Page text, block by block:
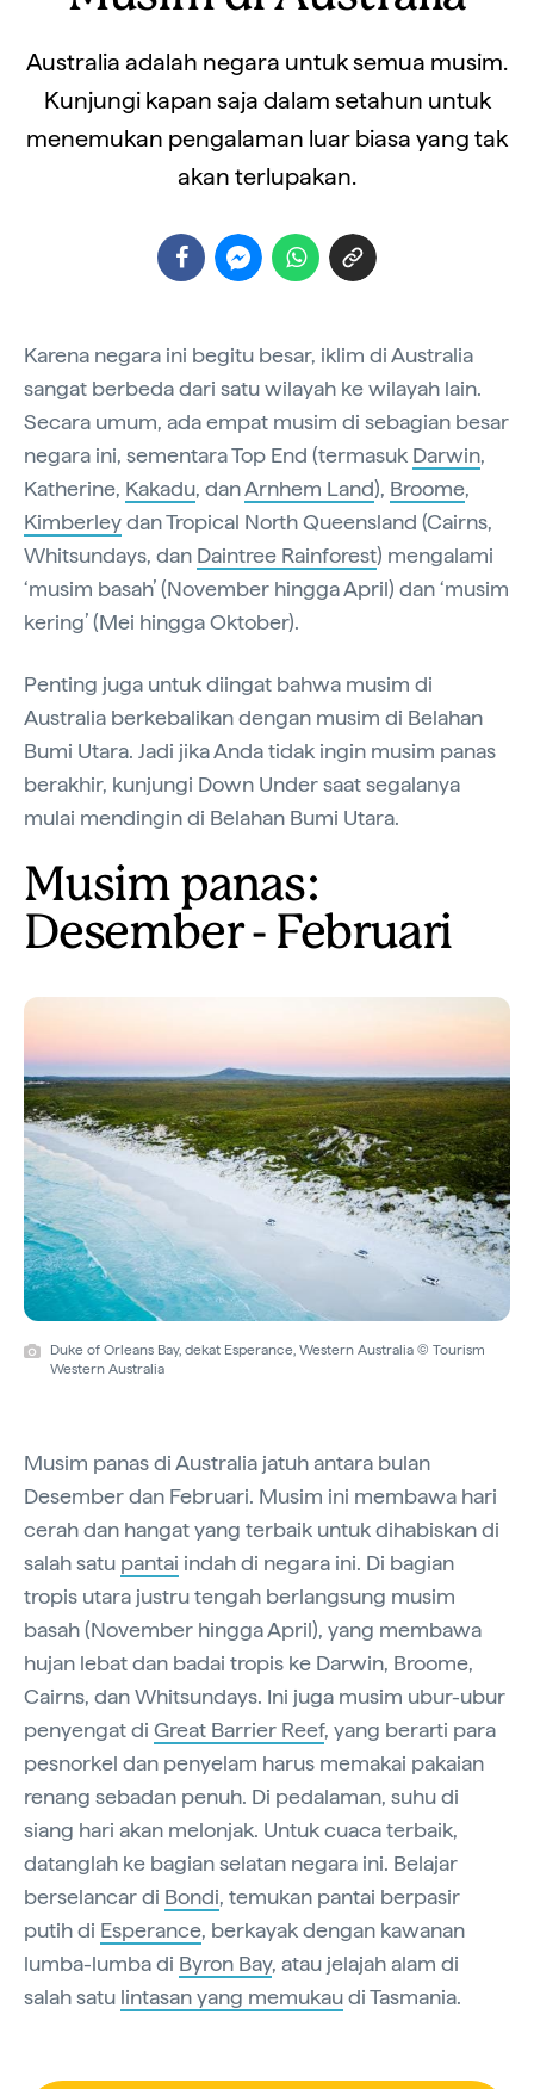
Australia adalah negara untuk semua musim.
Kunjungi kapan saja dalam setahun untuk
menemukan pengalaman luar biasa yang tak
akan terlupakan.
Karena negara ini begitu besar, iklim di Australia
sangat berbeda dari satu wilayah ke wilayah lain.
Secara umum, ada empat musim di sebagian besar
negara ini, sementara Top End (termasuk Darwin,
Katherine, Kakadu, danArnhem Land), Broome,
Kimberleydan Tropical North Queensland (Cairns,
Whitsundays, dan Daintree Rainforest) mengalami
‘musim basah’ (November hingga April) dan ‘musim
kering’ (Mei hingga Oktober).
Penting juga untuk diingat bahwa musim di
Australia berkebalikan dengan musim di Belahan
Bumi Utara. Jadi jika Anda tidak ingin musim panas
berakhir, kunjungi Down Under saat segalanya
mulai mendingin di Belahan Bumi Utara.
Musim panas:
Desember - Februari
Duke of Orleans Bay, dekat Esperance, Western Australia © Tourism
Western Australia
Musim panas di Australia jatuh antara bulan
Desember dan Februari. Musim ini membawa hari
cerah dan hangat yang terbaik untuk dihabiskan di
salah satu pantai indah di negara ini. Di bagian
tropis utara justru tengah berlangsung musim
basah (November hingga April), yang membawa
hujan lebat dan badai tropis ke Darwin, Broome,
Cairns, dan Whitsundays. Ini juga musim ubur-ubur
penyengat di Great Barrier Reef, yang berarti para
pesnorkel dan penyelam harus memakai pakaian
renang sebadan penuh. Di pedalaman, suhu di
siang hari akan melonjak. Untuk cuaca terbaik,
datanglah ke bagian selatan negara ini. Belajar
berselancar di Bondi, temukan pantai berpasir
putih di Esperance, berkayak dengan kawanan
lumba-lumba di Byron Bay, atau jelajah alam di
salah satu lintasan yang memukaudi Tasmania.